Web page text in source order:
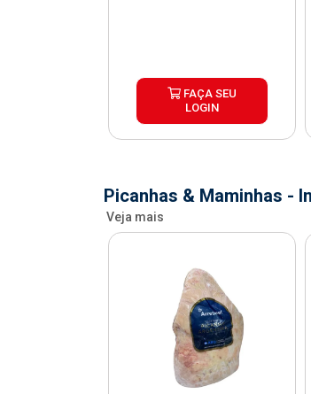
FAÇA SEU
LOGIN
Picanhas & Maminhas -
Veja mais